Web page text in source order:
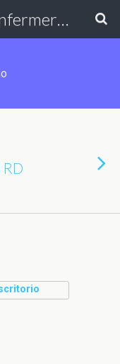
Excmo. Colegio de Enfermería de Cádiz
RD